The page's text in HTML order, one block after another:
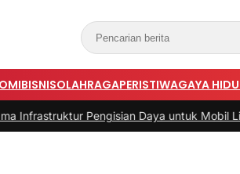
BISNISOLAHRAGAPERISTIWAGAYA
Pengisian Daya untuk Mobil Listrik yang